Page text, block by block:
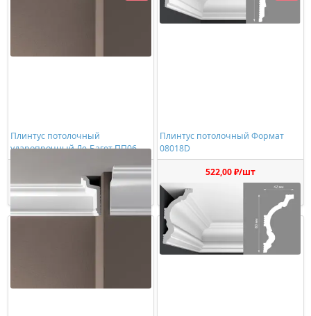
Плинтус потолочный
ударопрочный Де-Багет ПП06
642,00 ₽/шт
Купить
Плинтус потолочный Формат
08018D
522,00 ₽/шт